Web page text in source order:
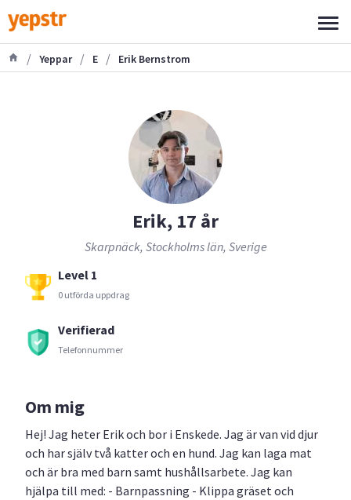
/ Yeppar / E / Erik Bernstrom
Erik, 17 år
Skarpnäck, Stockholms län, Sverige
Level 1
0 utförda uppdrag
Verifierad
Telefonnummer
Om mig
Hej! Jag heter Erik och bor i Enskede. Jag är van vid djur
och har själv två katter och en hund. Jag kan laga mat
och är bra med barn samt hushållsarbete. Jag kan
hjälpa till med: - Barnpassning - Klippa gräset och